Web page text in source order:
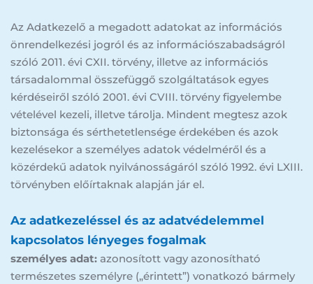
Az Adatkezelő a megadott adatokat az információs
önrendelkezési jogról és az információszabadságról
szóló 2011. évi CXII. törvény, illetve az információs
társadalommal összefüggő szolgáltatások egyes
kérdéseiről szóló 2001. évi CVIII. törvény figyelembe
vételével kezeli, illetve tárolja. Mindent megtesz azok
biztonsága és sérthetetlensége érdekében és azok
kezelésekor a személyes adatok védelméről és a
közérdekű adatok nyilvánosságáról szóló 1992. évi LXIII.
törvényben előírtaknak alapján jár el.
Az adatkezeléssel és az adatvédelemmel
kapcsolatos lényeges fogalmak
személyes adat: azonosított vagy azonosítható
természetes személyre („érintett”) vonatkozó bármely